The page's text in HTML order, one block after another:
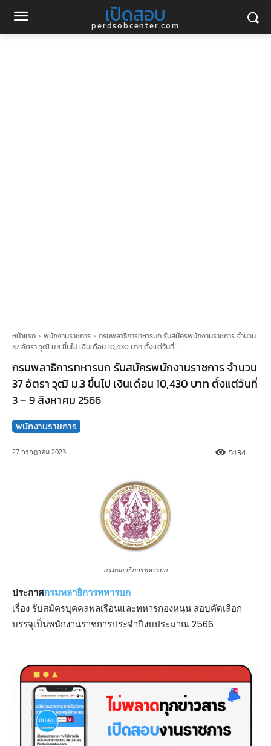
เปิดสอบ
perdsobcenter.com
หน้าแรก พนักงานราชการ
กรมพลาธิการทหารบก รับสมัครพนักงานราชการ จำนวน
37 อัตรา วุฒิ ม.3 ขึ้นไป เงินเดือน 10,430 บาท ตั้งแต่วันที่...
กรมพลาธิการทหารบก รับสมัครพนักงานราชการ จำนวน
37 อัตรา วุฒิ ม.3 ขึ้นไป เงินเดือน 10,430 บาท ตั้งแต่วันที่
3 – 9 สิงหาคม 2566
พนักงานราชการ
27 กรกฎาคม 2023 5134
กรมพลาธิการทหารบก
ประกาศกรมพลาธิการทหารบก
เรื่อง รับสมัครบุคคลพลเรือนและทหารกองหนุน สอบคัดเลือก
บรรจุเป็นพนักงานราชการประจำปีงบประมาณ 2566